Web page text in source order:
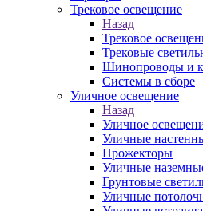
Трековое освещение
Назад
Трековое
Трековые
Шинопроводы и
Системы в сборе
Уличное освещение
Назад
Уличное
Уличные
Прожекторы
Уличные
Грунтовые
Уличные